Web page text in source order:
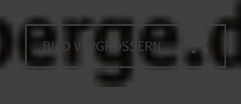
BILD VERGRÖSSERN